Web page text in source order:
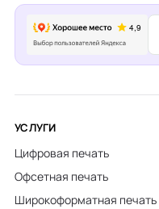
УСЛУГИ
Цифровая печать
Офсетная печать
Широкоформатная печать